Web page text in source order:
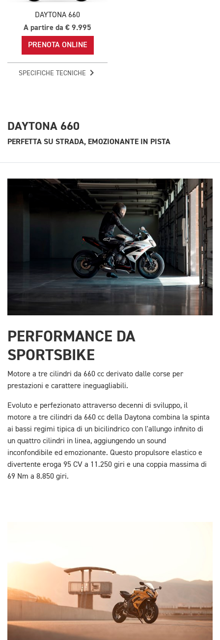
DAYTONA 660
A partire da € 9.995
PRENOTA ONLINE
SPECIFICHE TECNICHE
DAYTONA 660
PERFETTA SU STRADA, EMOZIONANTE IN PISTA
PERFORMANCE DA
SPORTSBIKE
Motore a tre cilindri da 660 cc derivato dalle corse per
prestazioni e carattere ineguagliabili.
Evoluto e perfezionato attraverso decenni di sviluppo, il
motore a tre cilindri da 660 cc della Daytona combina la spinta
ai bassi regimi tipica di un bicilindrico con l'allungo infinito di
un quattro cilindri in linea, aggiungendo un sound
inconfondibile ed emozionante. Questo propulsore elastico e
divertente eroga 95 CV a 11.250 giri e una coppia massima di
69 Nm a 8.850 giri.